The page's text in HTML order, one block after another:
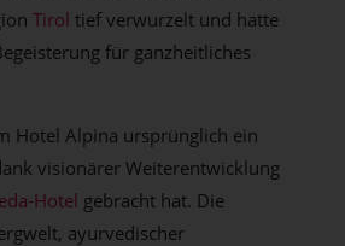
Tirol tief verwurzelt und hatte
für ganzheitliches
Hotel Alpina ursprünglich ein
visionärer Weiterentwicklung
Hotel gebracht hat. Die
ayurvedischer